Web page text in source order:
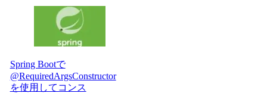
Spring Bootで
@RequiredArgsConstructor
を使用してコンス